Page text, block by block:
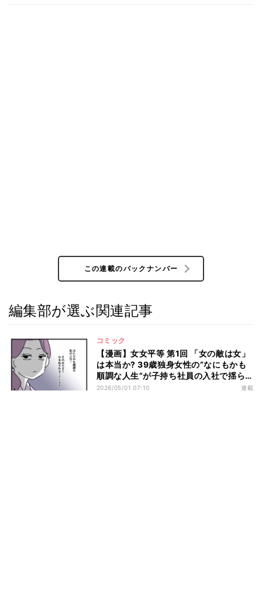
この連載のバックナンバー
編集部が選ぶ関連記事
コミック
【漫画】女女平等 第1回 「女の敵は女」
は本当か? 39歳独身女性の“なにもかも
順調な人生”が子持ち社員の入社で揺ら
ぎ始める――
2026/05/01 07:10 連載